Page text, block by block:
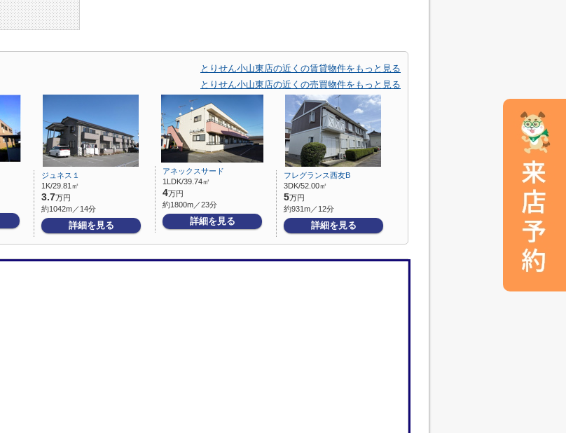
とりせん小山東店の近くの賃貸物件をもっと見る
とりせん小山東店の近くの売買物件をもっと見る
ジュネス１
1K/29.81㎡
3.7万円
約1042m／14分
詳細を見る
アネックスサード
1LDK/39.74㎡
4万円
約1800m／23分
詳細を見る
フレグランス西友B
3DK/52.00㎡
5万円
約931m／12分
詳細を見る